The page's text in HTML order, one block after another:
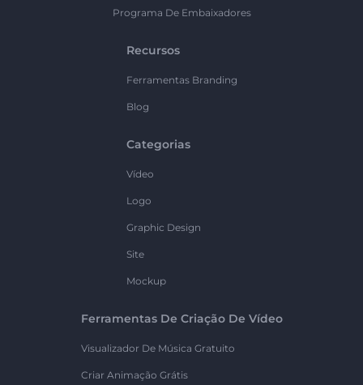
Programa De Embaixadores
Recursos
Ferramentas Branding
Blog
Categorias
Vídeo
Logo
Graphic Design
Site
Mockup
Ferramentas De Criação De Vídeo
Visualizador De Música Gratuito
Criar Animação Grátis